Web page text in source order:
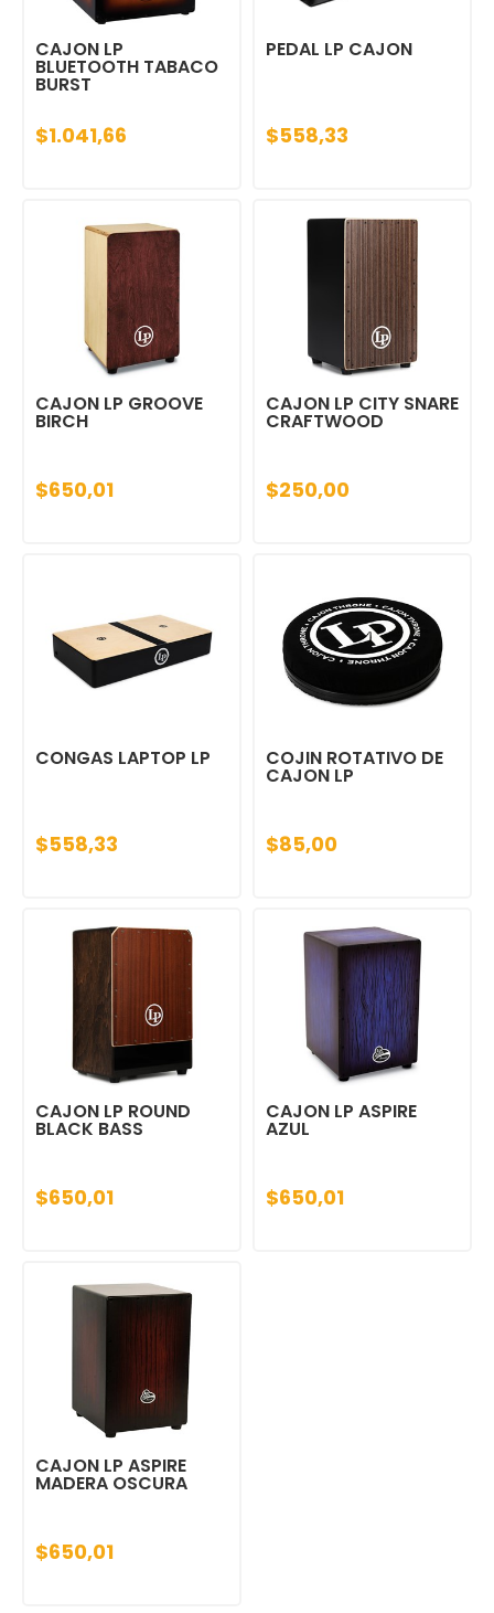
CAJON LP
BLUETOOTH TABACO
BURST
$1.041,66
PEDAL LP CAJON
$558,33
CAJON LP GROOVE
BIRCH
$650,01
CAJON LP CITY SNARE
CRAFTWOOD
$250,00
CONGAS LAPTOP LP
$558,33
COJIN ROTATIVO DE
CAJON LP
$85,00
CAJON LP ROUND
BLACK BASS
$650,01
CAJON LP ASPIRE
AZUL
$650,01
CAJON LP ASPIRE
MADERA OSCURA
$650,01